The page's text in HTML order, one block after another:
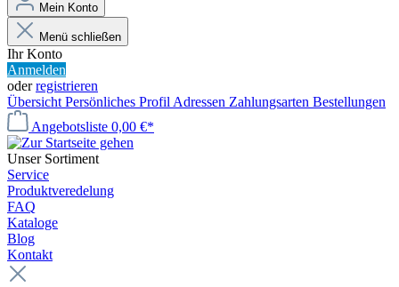
Mein Konto
Menü schließen
Ihr Konto
Anmelden
oderregistrieren
Übersicht Persönliches Profil Adressen Zahlungsarten Bestellungen
Angebotsliste 0,00 €*
Unser Sortiment
Service
Produktveredelung
FAQ
Kataloge
Blog
Kontakt